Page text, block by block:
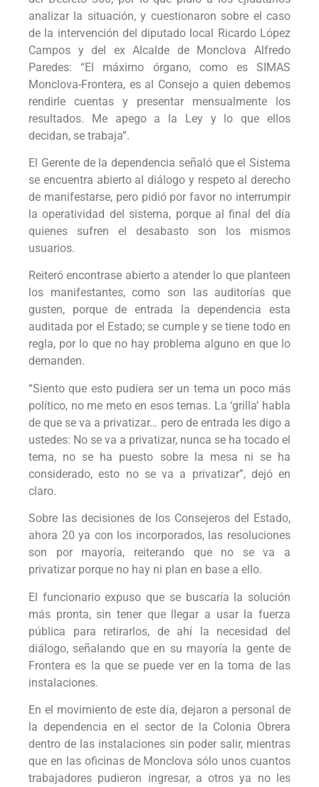
analizar la situación, y cuestionaron sobre el caso
de la intervención del diputado local Ricardo López
Campos y del ex Alcalde de Monclova Alfredo
Paredes: “El máximo órgano, como es SIMAS
Monclova-Frontera, es al Consejo a quien debemos
rendirle cuentas y presentar mensualmente los
resultados. Me apego a la Ley y lo que ellos
decidan, se trabaja”.
El Gerente de la dependencia señaló que el Sistema
se encuentra abierto al diálogo y respeto al derecho
de manifestarse, pero pidió por favor no interrumpir
la operatividad del sistema, porque al final del día
quienes sufren el desabasto son los mismos
usuarios.
Reiteró encontrase abierto a atender lo que planteen
los manifestantes, como son las auditorías que
gusten, porque de entrada la dependencia esta
auditada por el Estado; se cumple y se tiene todo en
regla, por lo que no hay problema alguno en que lo
demanden.
“Siento que esto pudiera ser un tema un poco más
político, no me meto en esos temas. La ‘grilla’ habla
de que se va a privatizar… pero de entrada les digo a
ustedes: No se va a privatizar, nunca se ha tocado el
tema, no se ha puesto sobre la mesa ni se ha
considerado, esto no se va a privatizar”, dejó en
claro.
Sobre las decisiones de los Consejeros del Estado,
ahora 20 ya con los incorporados, las resoluciones
son por mayoría, reiterando que no se va a
privatizar porque no hay ni plan en base a ello.
El funcionario expuso que se buscaría la solución
más pronta, sin tener que llegar a usar la fuerza
pública para retirarlos, de ahí la necesidad del
diálogo, señalando que en su mayoría la gente de
Frontera es la que se puede ver en la toma de las
instalaciones.
En el movimiento de este día, dejaron a personal de
la dependencia en el sector de la Colonia Obrera
dentro de las instalaciones sin poder salir, mientras
que en las oficinas de Monclova sólo unos cuantos
trabajadores pudieron ingresar, a otros ya no les